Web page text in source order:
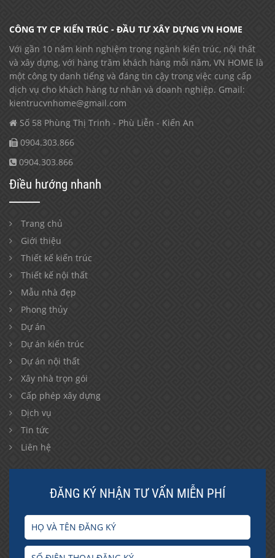
CÔNG TY CP KIẾN TRÚC - ĐẦU TƯ XÂY DỰNG VN HOME
Với gần 10 năm kinh nghiệm trong ngành kiến trúc, nội thất
và xây dựng, với hàng trăm khách hàng mỗi năm, VN HOME là
một công ty danh tiếng và đáng tin cậy trong việc cung cấp
dịch vụ cho khách hàng tư nhân và doanh nghiệp. Gmail:
kientrucvnhome@gmail.com
Số 58 Phùng Thị Trinh - Phù Liễn - Kiến An
0904.303.866
0904.303.866
Điều hướng nhanh
Trang chủ
Giới thiệu
Thiết kế kiến trúc
Thiết kế nội thất
Mẫu nhà đẹp
Phong thủy
Dự án
Dự án kiến trúc
Dự án nội thất
Xây nhà trọn gói
Cấp phép xây dựng
Dịch vụ
Tin tức
Liên hệ
ĐĂNG KÝ NHẬN TƯ VẤN MIỄN PHÍ